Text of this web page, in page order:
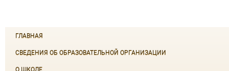
ГЛАВНАЯ
СВЕДЕНИЯ ОБ ОБРАЗОВАТЕЛЬНОЙ ОРГАНИЗАЦИИ
О ШКОЛЕ